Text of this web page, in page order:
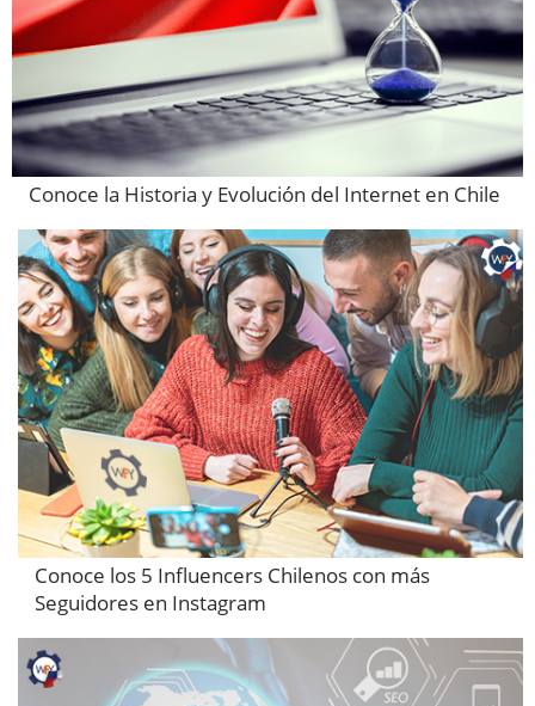
Conoce la Historia y Evolución del Internet en Chile
Conoce los 5 Influencers Chilenos con más
Seguidores en Instagram